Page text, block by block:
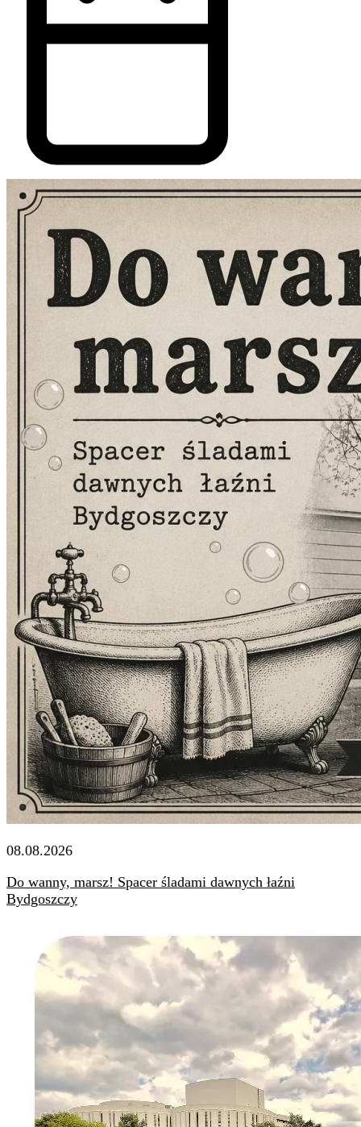
08.08.2026
Do wanny, marsz! Spacer śladami dawnych łaźni
Bydgoszczy